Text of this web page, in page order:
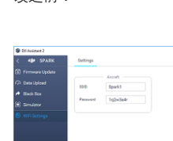
3.之后，Wi-Fi密码将
害者。